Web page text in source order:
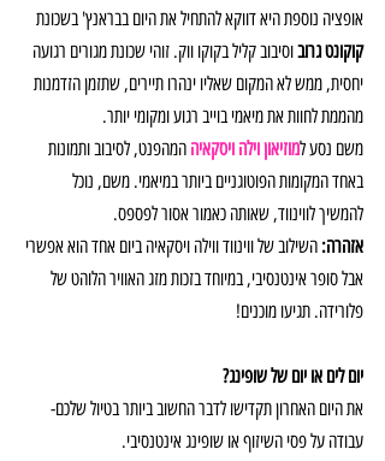
אופציה נוספת היא דווקא להתחיל את היום בבראנץ' בשכונת
קוקונט גרוב וסיבוב קליל בקוקו ווק. זוהי שכונת מגורים רגועה
יחסית, ממש לא המקום שאליו ינהרו תיירים, שתזמן הזדמנות
מהממת לחוות את מיאמי בוייב רגוע ומקומי יותר.
משם נסע למוזיאון וילה ויסקאיה המהפנט, לסיבוב ותמונות
באחד המקומות הפוטוגניים ביותר במיאמי. משם, נוכל
להמשיך לווינווד, שאותה כאמור אסור לפספס.
אזהרה: השילוב של ווינווד ווילה ויסקאיה ביום אחד הוא אפשרי
אבל סופר אינטנסיבי, במיוחד בזכות מזג האוויר הלוהט של
פלורידה. תגיעו מוכנים!
יום לים או יום של שופינג?
את היום האחרון תקדישו לדבר החשוב ביותר בטיול שלכם-
עבודה על פסי השיזוף או שופינג אינטנסיבי.